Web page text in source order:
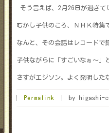
そう言えば、2月26日が過ぎ
むかし子供のころ、ＮＨＫ特集
なんと、その会話はレコードで
子供ながらに「すごいなぁ～」
さすがエジソン。よく発明した
Permalink by higashi-